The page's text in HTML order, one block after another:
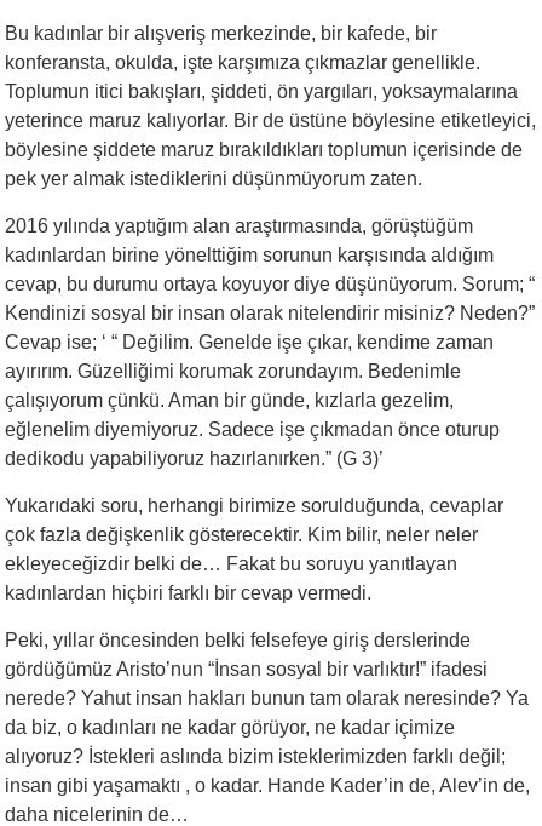
Bu kadınlar bir alışveriş merkezinde, bir kafede, bir
konferansta, okulda, işte karşımıza çıkmazlar genellikle.
Toplumun itici bakışları, şiddeti, ön yargıları, yoksaymalarına
yeterince maruz kalıyorlar. Bir de üstüne böylesine etiketleyici,
böylesine şiddete maruz bırakıldıkları toplumun içerisinde de
pek yer almak istediklerini düşünmüyorum zaten.
2016 yılında yaptığım alan araştırmasında, görüştüğüm
kadınlardan birine yönelttiğim sorunun karşısında aldığım
cevap, bu durumu ortaya koyuyor diye düşünüyorum. Sorum; “
Kendinizi sosyal bir insan olarak nitelendirir misiniz? Neden?”
Cevap ise; ‘ “ Değilim. Genelde işe çıkar, kendime zaman
ayırırım. Güzelliğimi korumak zorundayım. Bedenimle
çalışıyorum çünkü. Aman bir günde, kızlarla gezelim,
eğlenelim diyemiyoruz. Sadece işe çıkmadan önce oturup
dedikodu yapabiliyoruz hazırlanırken.” (G 3)’
Yukarıdaki soru, herhangi birimize sorulduğunda, cevaplar
çok fazla değişkenlik gösterecektir. Kim bilir, neler neler
ekleyeceğizdir belki de… Fakat bu soruyu yanıtlayan
kadınlardan hiçbiri farklı bir cevap vermedi.
Peki, yıllar öncesinden belki felsefeye giriş derslerinde
gördüğümüz Aristo’nun “İnsan sosyal bir varlıktır!” ifadesi
nerede? Yahut insan hakları bunun tam olarak neresinde? Ya
da biz, o kadınları ne kadar görüyor, ne kadar içimize
alıyoruz? İstekleri aslında bizim isteklerimizden farklı değil;
insan gibi yaşamaktı , o kadar. Hande Kader’in de, Alev’in de,
daha nicelerinin de…